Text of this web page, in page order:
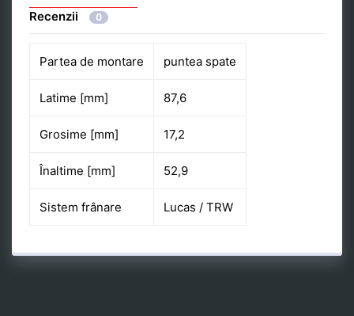
Recenzii
0
Partea de montare puntea spate
Latime [mm] 87,6
Grosime [mm] 17,2
Înaltime [mm] 52,9
Sistem frânare Lucas / TRW